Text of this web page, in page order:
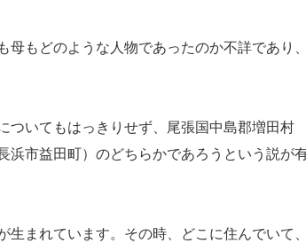
もどのような人物であったのか不詳であり、
いてもはっきりせず、尾張国中島郡増田村
浜市益田町）のどちらかであろうという説が
まれています。その時、どこに住んでいて、